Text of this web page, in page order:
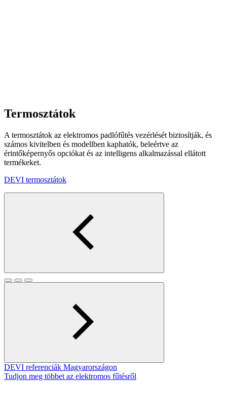
Termosztátok
A termosztátok az elektromos padlófűtés vezérlését biztosítják, és
számos kivitelben és modellben kaphatók, beleértve az
érintőképernyős opciókat és az intelligens alkalmazással ellátott
termékeket.
DEVI termosztátok
DEVI referenciák Magyarországon
Tudjon meg többet az elektromos fűtésről